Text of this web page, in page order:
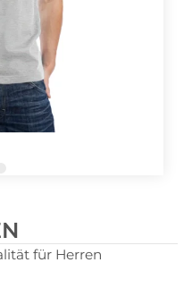
für Herren